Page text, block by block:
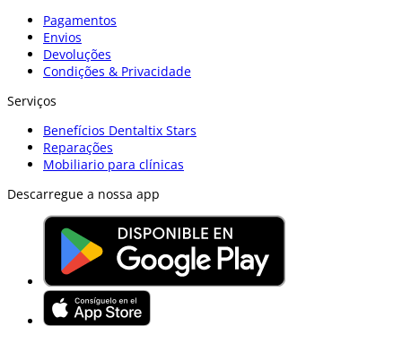
Pagamentos
Envios
Devoluções
Condições & Privacidade
Serviços
Benefícios Dentaltix Stars
Reparações
Mobiliario para clínicas
Descarregue a nossa app